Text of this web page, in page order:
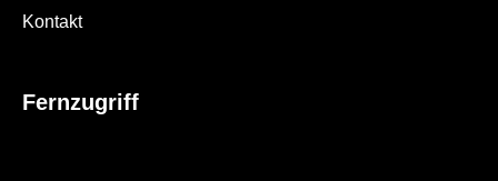
Kontakt
Fernzugriff